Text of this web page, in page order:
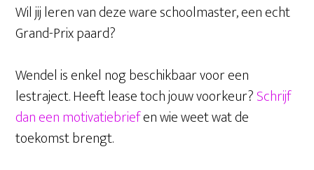
Wil jij leren van deze ware schoolmaster, een echt
Grand-Prix paard?
Wendel is enkel nog beschikbaar voor een
lestraject. Heeft lease toch jouw voorkeur?Schrijf
dan een motivatiebriefen wie weet wat de
toekomst brengt.